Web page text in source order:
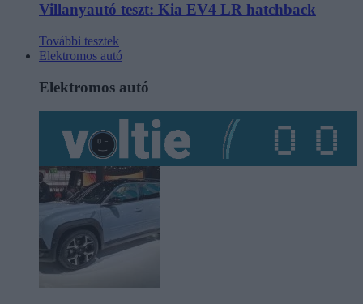
Villanyautó teszt: Kia EV4 LR hatchback
További tesztek
Elektromos autó
Elektromos autó